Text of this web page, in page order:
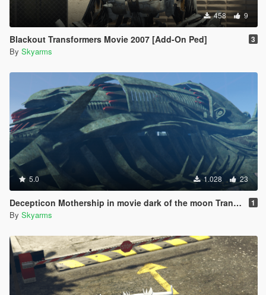
458 9
Blackout Transformers Movie 2007 [Add-On Ped] 3
By Skyarms
5.0 1.028 23
Decepticon Mothership in movie dark of the moon Transformers 1
By Skyarms